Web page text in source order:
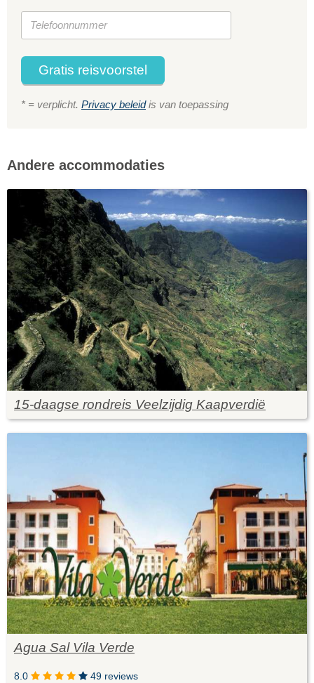
Gratis reisvoorstel
* = verplicht. Privacy beleidis van toepassing
Andere accommodaties
15-daagse rondreis Veelzijdig Kaapverdië
Agua Sal Vila Verde
8.0
49 reviews